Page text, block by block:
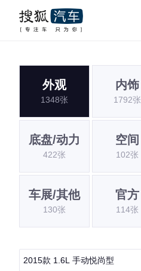
外观
1348张
内饰
1792张
底盘/动力
422张
空间
102张
车展/其他
130张
官方
114张
2015款 1.6L 手动悦尚型